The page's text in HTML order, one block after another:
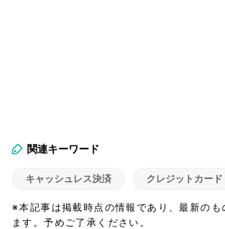
関連キーワード
キャッシュレス決済 クレジットカード
※本記事は掲載時点の情報であり、最新のも
ます。予めご了承ください。